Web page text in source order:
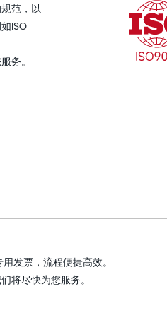
范，以
ISO
务。
发票，流程便捷高效。
将尽快为您服务。